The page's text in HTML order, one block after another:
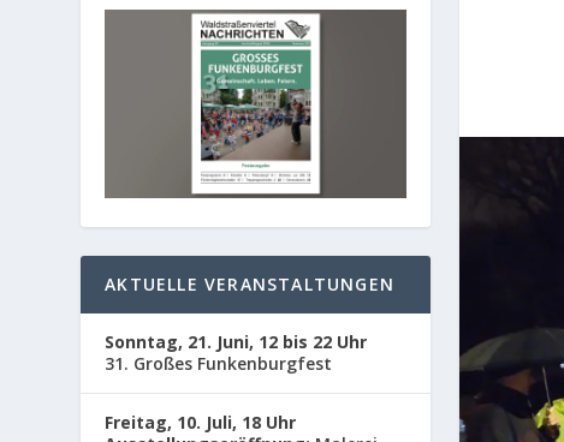
AKTUELLE VERANSTALTUNGEN
Sonntag, 21. Juni, 12 bis 22 Uhr
31. Großes Funkenburgfest
Freitag, 10. Juli, 18 Uhr